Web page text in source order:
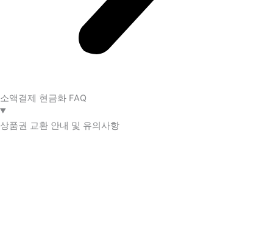
소액결제 현금화 FAQ​
상품권 교환 안내 및 유의사항